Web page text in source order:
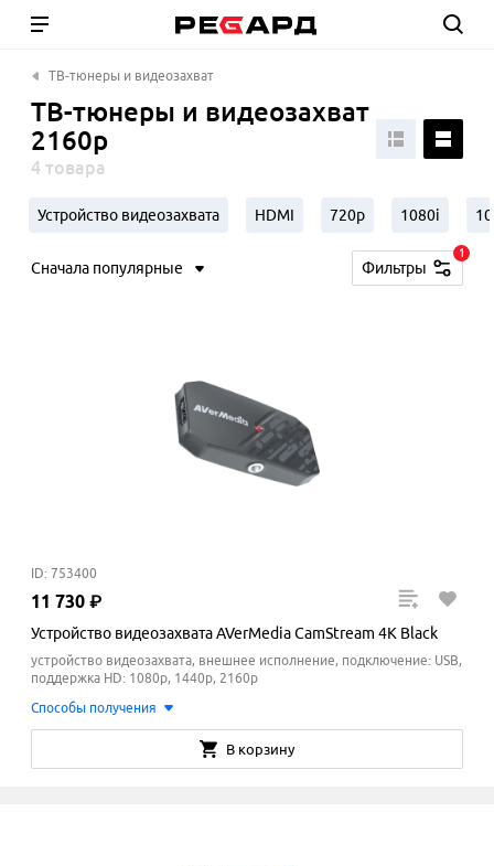
ТВ-тюнеры и видеозахват
ТВ-тюнеры и видеозахват
2160p
4 товара
Устройство видеозахвата HDMI 720p 1080i
Сначала популярные Фильтры
1
ID: 753400
11 730 ₽
Устройство видеозахвата AVerMedia CamStream 4K Black
устройство видеозахвата, внешнее исполнение, подключение: USB,
поддержка HD: 1080p, 1440p, 2160p
Способы получения
В корзину